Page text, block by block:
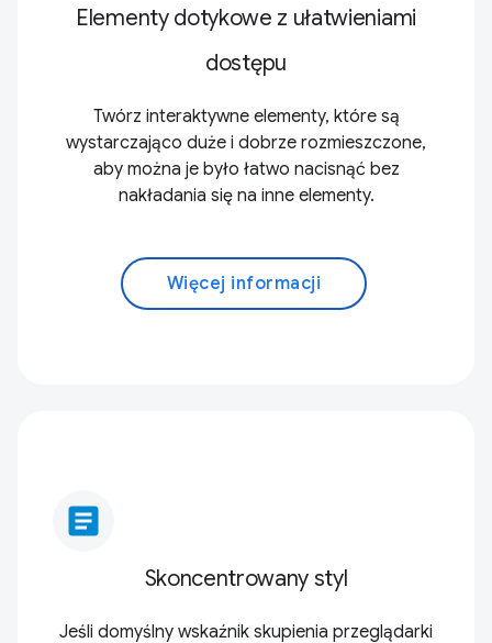
Elementy dotykowe z ułatwieniami
dostępu
Twórz interaktywne elementy, które są
wystarczająco duże i dobrze rozmieszczone,
aby można je było łatwo nacisnąć bez
nakładania się na inne elementy.
Więcej informacji
article
Skoncentrowany styl
Jeśli domyślny wskaźnik skupienia przeglądarki